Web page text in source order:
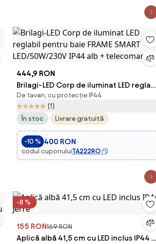
444,9 RON
Brilagi-LED Corp de iluminat LED reglabil
pentru baie FRAME SMART
LED/50W/230V IP44 alb + telecomandă
De tavan, cu protecție IP44
(1)
În stoc
Livrare gratuită
-10 % 400 RON
codul cuponuluiTA222RO
-8 %
155 RON169 RON
Aplică albă 41,5 cm cu LED inclus IP44 -